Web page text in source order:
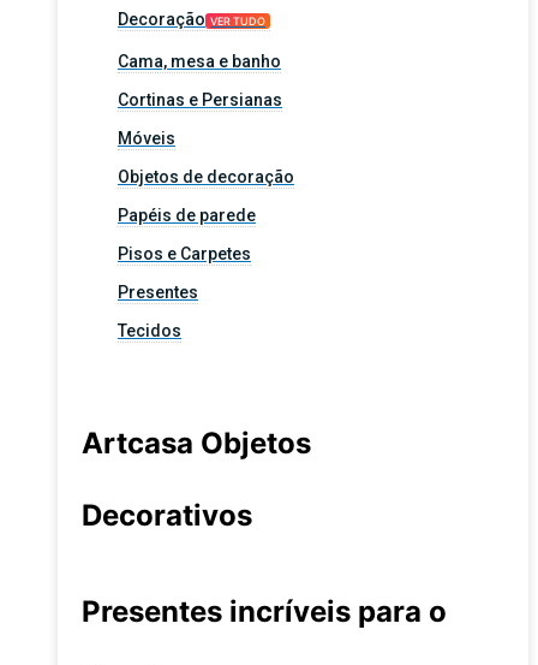
Decoração VER TUDO
Cama, mesa e banho
Cortinas e Persianas
Móveis
Objetos de decoração
Papéis de parede
Pisos e Carpetes
Presentes
Tecidos
Artcasa Objetos
Decorativos
Presentes incríveis para o